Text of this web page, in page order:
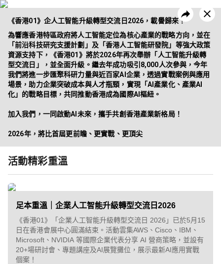
昔日活動 企業方案
「01親子最愛生活品牌大
《香港01》企人工智能升級轉型交流日2026，載譽歸來！
為響應香港特區政府將人工智能定位為核心產業的戰略方向，並在
「前沿科技研究支援計劃」及「香港人工智能研發院」等強大政策
資源支持下，《香港01》將於2026年再次舉辦「人工智能升級轉
型交流日」，並全面升級。繼去年成功吸引8,000人次參與，今年
我們將進一步匯聚科研力量與近百家AI企業，透過實戰案例與應用
場景，助力企業突破成本與人才瓶頸，實現「AI產業化、產業AI
化」的戰略目標，共同推動香港成為國際AI樞紐。
加入我們，一同啟動AI未來，攜手共創香港產業新格局！
2026年，將比首屆更前瞻、更實戰、更頂尖
活動精彩重溫
足本重溫｜企業人工智能升級轉型交流日2026
《香港01》「企業人工智能升級轉型交流日 2026」已於5月15
日在香港會展中心圓滿結束。活動雲集AWS、Cisco、IBM、
Microsoft、NVIDIA 等國際企業代表分享 AI 營商策略，並設有
20+場研討會、專題講座及AI展覽攤位，展示最新AI應用實戰
個案！